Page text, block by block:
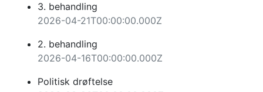
3. behandling
2026-04-21T00:00:00.000Z
2. behandling
2026-04-16T00:00:00.000Z
Politisk drøftelse